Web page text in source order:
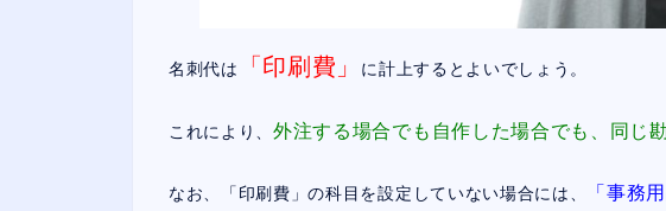
名刺代は 「印刷費」 に計上するとよいでしょう。
これにより、外注する場合でも自作した場合でも、同じ
なお、「印刷費」の科目を設定していない場合には、 「事務